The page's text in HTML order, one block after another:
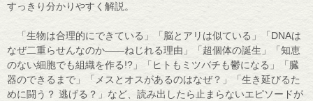
すっきり分かりやすく解説。
「生物は合理的にできている」「脳とアリは似ている」「DNAは
なぜ二重らせんなのか――ねじれる理由」「超個体の誕生」「知恵
のない細胞でも組織を作る!?」「ヒトもミツバチも鬱になる」「臓
器のできるまで」「メスとオスがあるのはなぜ？」「生き延びるた
めに闘う？ 逃げる？」など、読み出したら止まらないエピソードが